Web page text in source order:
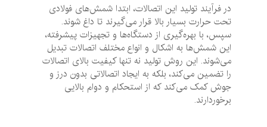
در فرآیند تولید این اتصالات، ابتدا شمش‌های فولادی
تحت حرارت بسیار بالا قرار می‌گیرند تا داغ شوند.
سپس، با بهره‌گیری از دستگاه‌ها و تجهیزات پیشرفته،
این شمش‌ها به اشکال و انواع مختلف اتصالات تبدیل
می‌شوند. این روش تولید نه تنها کیفیت بالای اتصالات
را تضمین می‌کند، بلکه به ایجاد اتصالاتی بدون درز و
جوش کمک می‌کند که از استحکام و دوام بالایی
برخوردارند.